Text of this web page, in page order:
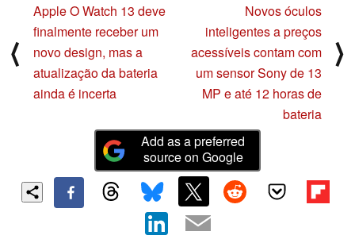
⟨
Apple O Watch 13 deve
finalmente receber um
novo design, mas a
atualização da bateria
ainda é incerta
Novos óculos
inteligentes a preços
acessíveis contam com
um sensor Sony de 13
MP e até 12 horas de
bateria
⟩
Add as a preferred
source on Google